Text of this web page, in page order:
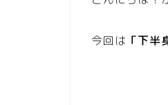
今回は 「下半